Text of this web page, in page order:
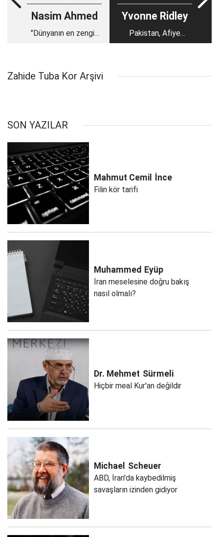
Nasim Ahmed
"Dünyanın en zengin
Yvonne Ridley
Pakistan, Afiye
Sıddıki'nin özgür
Zahide Tuba Kor Arşivi
SON YAZILAR
Mahmut Cemil İnce
Filin kör tarifi
Muhammed Eyüp
İran meselesine doğru bakış
nasıl olmalı?
Dr. Mehmet Sürmeli
Hiçbir meal Kur'an değildir
Michael Scheuer
ABD, İran'da kaybedilmiş
savaşların izinden gidiyor